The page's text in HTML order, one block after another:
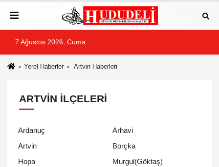
7 Ağustos 2026, Cuma
Yerel Haberler Artvin Haberleri
ARTVIN İLÇELERI
Ardanuç
Arhavi
Artvin
Borçka
Hopa
Murgul(Göktaş)